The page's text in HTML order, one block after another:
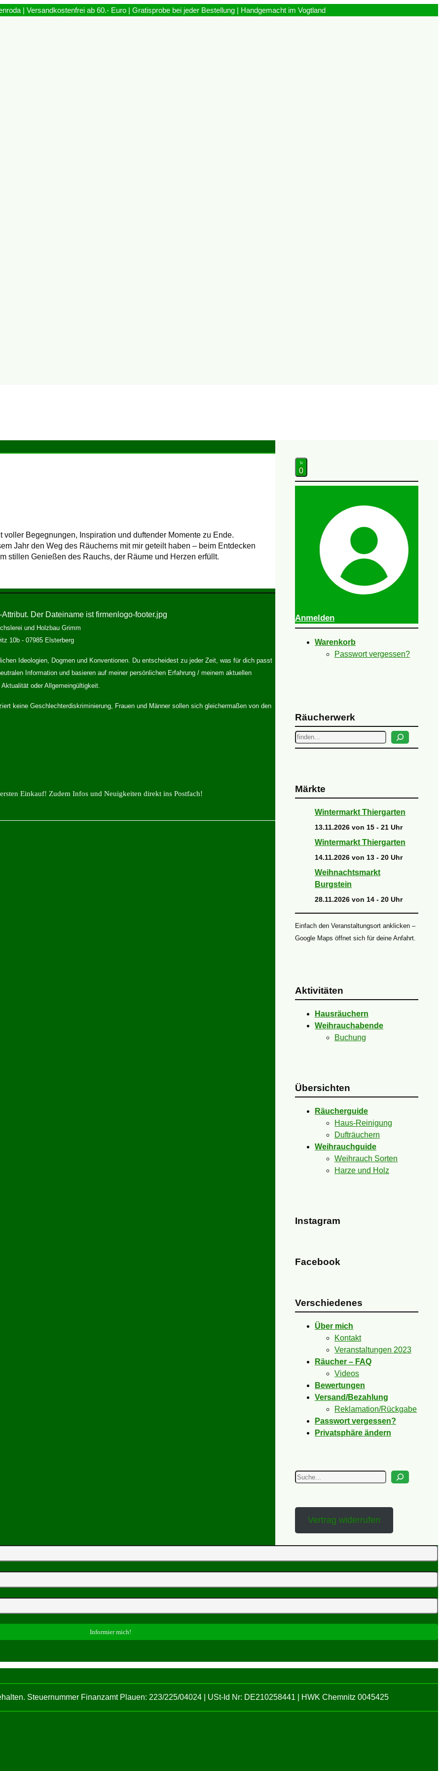
Begegnungen, Inspiration und duftender Momente zu Ende.
Jahr den Weg des Räucherns mit mir geteilt haben – beim Entdecken
stillen Genießen des Rauchs, der Räume und Herzen erfüllt.
0
Anmelden
Warenkorb
Passwort vergessen?
Räucherwerk
Suchen
Märkte
Wintermarkt Thiergarten
13.11.2026 von 15 - 21 Uhr
Wintermarkt Thiergarten
14.11.2026 von 13 - 20 Uhr
Weihnachtsmarkt
Burgstein
28.11.2026 von 14 - 20 Uhr
Einfach den Veranstaltungsort anklicken –
Google Maps öffnet sich für deine Anfahrt.
Aktivitäten
Hausräuchern
Weihrauchabende
Buchung
Übersichten
Räucherguide
Haus-Reinigung
Dufträuchern
Weihrauchguide
Weihrauch Sorten
Harze und Holz
Instagram
Facebook
Verschiedenes
Über mich
Kontakt
Veranstaltungen 2023
Räucher – FAQ
Videos
Bewertungen
Versand/Bezahlung
Reklamation/Rückgabe
Passwort vergessen?
Privatsphäre ändern
Suchen
Vertrag widerrufen
und Holzbau Grimm
10b - 07985 Elsterberg
Ideologien, Dogmen und Konventionen. Du entscheidest zu jeder Zeit, was für dich passt
Information und basieren auf meiner persönlichen Erfahrung / meinem aktuellen
oder Allgemeingültigkeit.
keine Geschlechterdiskriminierung, Frauen und Männer sollen sich gleichermaßen von den
Einkauf! Zudem Infos und Neuigkeiten direkt ins Postfach!
Steuernummer Finanzamt Plauen: 223/225/04024 | USt-Id Nr: DE210258441 | HWK Chemnitz 0045425